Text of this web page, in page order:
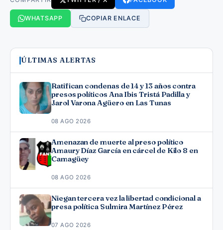
WHATSAPP COPIAR ENLACE
ÚLTIMAS ALERTAS
Ratifican condenas de 14 y 13 años contra
presos políticos Ana Ibis Tristá Padilla y
Jarol Varona Agüero en Las Tunas
08 AGO 2026
Amenazan de muerte al preso político
Amaury Díaz García en cárcel de Kilo 8 en
Camagüey
08 AGO 2026
Niegan tercera vez la libertad condicional a
presa política Sulmira Martínez Pérez
07 AGO 2026